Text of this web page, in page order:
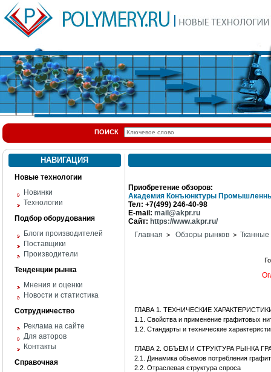
ПОИСК
НАВИГАЦИЯ
Новые технологии
Новинки
Технологии
Подбор оборудования
Блоги производителей
Поставщики
Производители
Тенденции рынка
Мнения и оценки
Новости и статистика
Сотрудничество
Реклама на сайте
Для авторов
Контакты
Справочная
Приобретение обзоров:
Академия Конъюнктуры
Тел: +7(499) 246-40-98
E-mail: mail@akpr.ru
Сайт: https://www.akpr.ru/
Главная > Обзоры рынков >
ГЛАВА 1. ТЕХНИЧЕСКИЕ
1.1. Свойства и применение графитовых
1.2. Стандарты и технические
ГЛАВА 2. ОБЪЕМ И СТРУКТУРА РЫНКА
2.1. Динамика объемов потребления
2.2. Отраслевая структура спроса